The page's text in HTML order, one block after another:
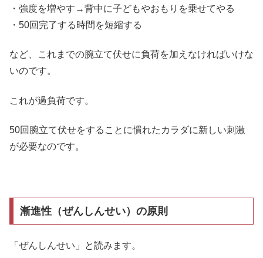
・強度を増やす→背中に子どもやおもりを乗せてやる
・50回完了する時間を短縮する
など、これまでの腕立て伏せに負荷を加えなければいけな
いのです。
これが過負荷です。
50回腕立て伏せをすることに慣れたカラダに新しい刺激
が必要なのです。
漸進性（ぜんしんせい）の原則
「ぜんしんせい」と読みます。